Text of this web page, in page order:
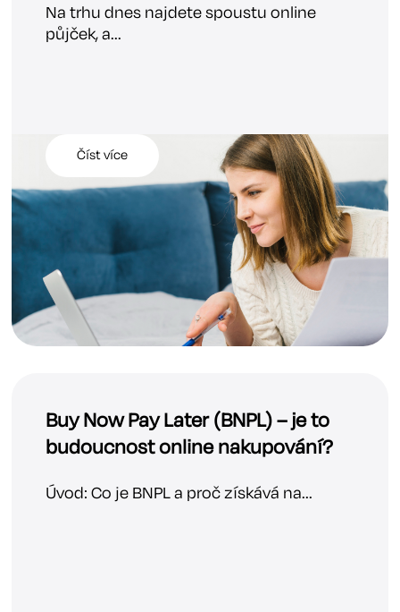
Na trhu dnes najdete spoustu online
půjček, a...
Číst více
Buy Now Pay Later (BNPL) – je to
budoucnost online nakupování?
Úvod: Co je BNPL a proč získává na...